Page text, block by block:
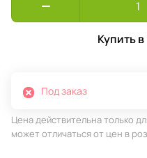
Купить в
Под заказ
Цена действительна только
может отличаться от цен в